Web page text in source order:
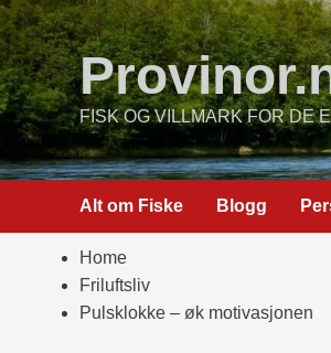
Skip
to
content
FISK OG VILLMARK FOR DE
Alt om Fiske Blogg
Home
Friluftsliv
Pulsklokke – øk motivasjonen